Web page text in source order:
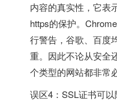
内容的真实性，它表
https的保护。
行警告，谷歌、百度
重。因此不论从安全
个类型的网站都非常
误区4：SSL证书可